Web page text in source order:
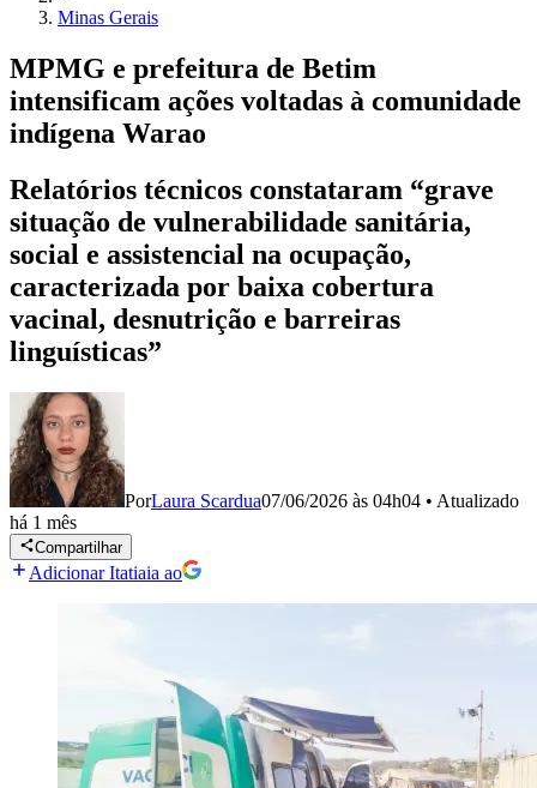
Minas Gerais
MPMG e prefeitura de Betim
intensificam ações voltadas à comunidade
indígena Warao
Relatórios técnicos constataram “grave
situação de vulnerabilidade sanitária,
social e assistencial na ocupação,
caracterizada por baixa cobertura
vacinal, desnutrição e barreiras
linguísticas”
PorLaura Scardua07/06/2026 às 04h04 • Atualizado
há 1 mês
Compartilhar
Adicionar Itatiaia ao